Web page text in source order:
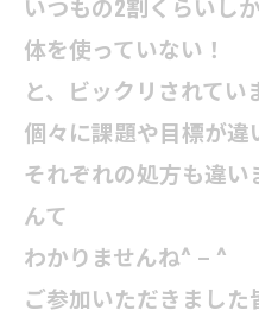
いつもの2割くらいしか
体を使っていない！
と、ビックリされてい
個々に課題や目標が違
それぞれの処方も違
んて
わかりませんね^ – ^
ご参加いただきました